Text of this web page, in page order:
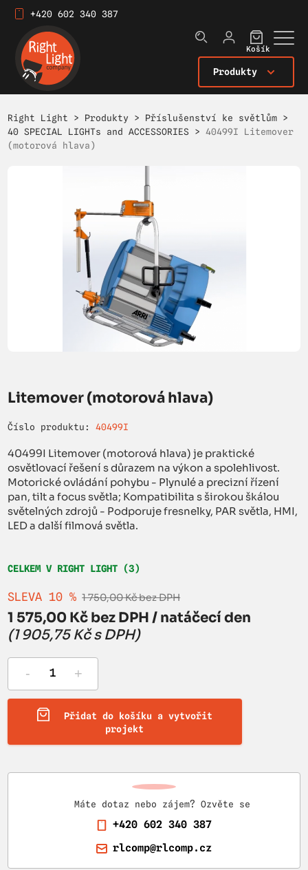
+420 602 340 387
Produkty
Košík
Right Light > Produkty > Příslušenství ke světlům >
40 SPECIAL LIGHTs and ACCESSORIES >40499I Litemover
(motorová hlava)
Litemover (motorová hlava)
Číslo produktu: 40499I
40499I Litemover (motorová hlava) je praktické
osvětlovací řešení s důrazem na výkon a spolehlivost.
Motorické ovládání pohybu - Plynulé a precizní řízení
pan, tilt a focus světla; Kompatibilita s širokou škálou
světelných zdrojů - Podporuje fresnelky, PAR světla, HMI,
LED a další filmová světla.
CELKEM V RIGHT LIGHT (3)
SLEVA 10 % 1 750,00 Kč bez DPH
1 575,00 Kč bez DPH / natáčecí den
(1 905,75 Kč s DPH)
- +
Přidat do košíku a vytvořit
projekt
Máte dotaz nebo zájem? Ozvěte se
+420 602 340 387
rlcomp@rlcomp.cz